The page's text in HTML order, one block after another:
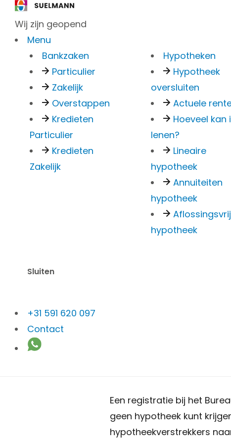
Wij zijn geopend
Menu
Bankzaken
Particulier
Zakelijk
Overstappen
Kredieten
Particulier
Kredieten
Zakelijk
Hypotheken
Hypotheek
oversluiten
Actuele
Hoeveel kan
lenen?
Lineaire
hypotheek
Annuiteiten
hypotheek
hypotheek
Sluiten
+31 591 620 097
Contact
Wat
Een registratie bij het
geen hypotheek kunt
hypotheekverstrekkers